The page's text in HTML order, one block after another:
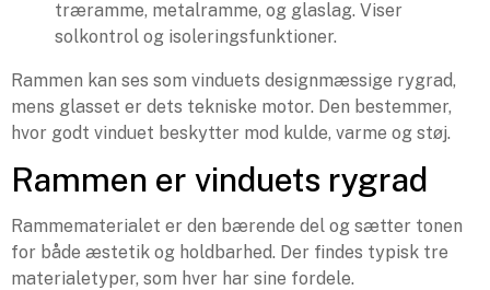
Rammen kan ses som vinduets designmæssige rygrad,
mens glasset er dets tekniske motor. Den bestemmer,
hvor godt vinduet beskytter mod kulde, varme og støj.
Rammen er vinduets rygrad
Rammematerialet er den bærende del og sætter tonen
for både æstetik og holdbarhed. Der findes typisk tre
materialetyper, som hver har sine fordele.